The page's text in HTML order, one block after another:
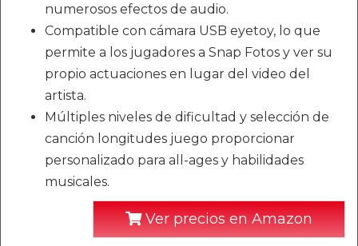
numerosos efectos de audio.
Compatible con cámara USB eyetoy, lo que
permite a los jugadores a Snap Fotos y ver su
propio actuaciones en lugar del video del
artista.
Múltiples niveles de dificultad y selección de
canción longitudes juego proporcionar
personalizado para all-ages y habilidades
musicales.
Ver precios en Amazon